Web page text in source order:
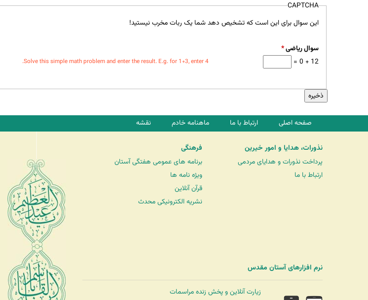
CAPTCHA
این سوال برای این است که تشخیص دهد شما یک ربات مخرب نیستید!
سوال ریاضی*
12 + 0 =
Solve this simple math problem and enter the result. E.g. for 1+3, enter 4.
صفحه اصلی ارتباط با ما ماهنامه خادم نقشه
نذورات، هدایا و امور خیرین
پرداخت نذورات و هدایای مردمی
ارتباط با ما
فرهنگی
برنامه های عمومی هفتگی آستان
ویژه نامه ها
قرآن آنلاین
نشریه الکترونیکی محدث
نرم افزارهای آستان مقدس
زیارت آنلاین و پخش زنده مراسمات